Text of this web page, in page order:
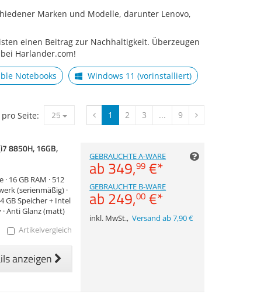
Marken und Modelle, darunter Lenovo,
einen Beitrag zur Nachhaltigkeit. Überzeugen
Harlander.com!
Notebooks Windows 11 (vorinstalliert)
1 2 3 ... 9
Seite: 25
8850H, 16GB,
16 GB RAM · 512
(serienmäßig) ·
GB Speicher + Intel
· Anti Glanz (matt)
Artikelvergleich
anzeigen
GEBRAUCHTE A-WARE
ab 349,99 €*
GEBRAUCHTE B-WARE
ab 249,00 €*
inkl. MwSt.,Versand ab 7,90 €